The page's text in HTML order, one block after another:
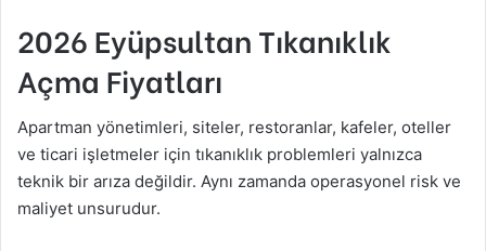
2026 Eyüpsultan Tıkanıklık
Açma Fiyatları
Apartman yönetimleri, siteler, restoranlar, kafeler, oteller
ve ticari işletmeler için tıkanıklık problemleri yalnızca
teknik bir arıza değildir. Aynı zamanda operasyonel risk ve
maliyet unsurudur.